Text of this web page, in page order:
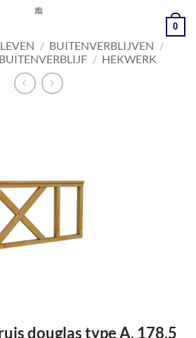
0
/ BUITENVERBLIJVEN /
/ HEKWERK
douglas type A, 178,5